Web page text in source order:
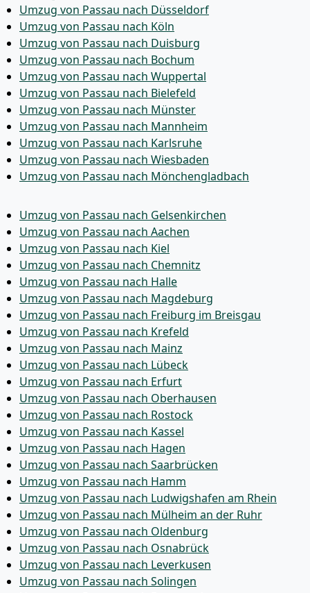
Umzug von Passau nach Düsseldorf
Umzug von Passau nach Köln
Umzug von Passau nach Duisburg
Umzug von Passau nach Bochum
Umzug von Passau nach Wuppertal
Umzug von Passau nach Bielefeld
Umzug von Passau nach Münster
Umzug von Passau nach Mannheim
Umzug von Passau nach Karlsruhe
Umzug von Passau nach Wiesbaden
Umzug von Passau nach Mönchen­gladbach
Umzug von Passau nach Gelsenkirchen
Umzug von Passau nach Aachen
Umzug von Passau nach Kiel
Umzug von Passau nach Chemnitz
Umzug von Passau nach Halle
Umzug von Passau nach Magdeburg
Umzug von Passau nach Freiburg im Breisgau
Umzug von Passau nach Krefeld
Umzug von Passau nach Mainz
Umzug von Passau nach Lübeck
Umzug von Passau nach Erfurt
Umzug von Passau nach Oberhausen
Umzug von Passau nach Rostock
Umzug von Passau nach Kassel
Umzug von Passau nach Hagen
Umzug von Passau nach Saarbrücken
Umzug von Passau nach Hamm
Umzug von Passau nach Ludwigshafen am Rhein
Umzug von Passau nach Mülheim an der Ruhr
Umzug von Passau nach Oldenburg
Umzug von Passau nach Osnabrück
Umzug von Passau nach Leverkusen
Umzug von Passau nach Solingen